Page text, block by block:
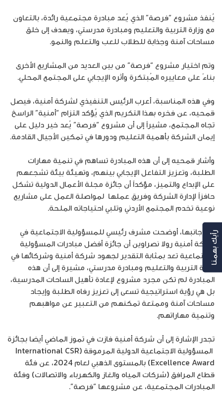
يُنفذ مشروع “فرصة” الذي يُعد مبادرة مجتمعية رائدة، بالتعاون
مع وزارة التربية والتعليم ومبادرة مدرستي، ويهدف إلى خلق
مساحات آمنة وجذابة للطلاب للعب والتعلم والنمو.
وتم اختيار مشروع “فرصة” من بين العديد من المشاريع الأخرى
بناءً على معاييره المُبتكرة وأثره الإيجابي على المجتمع المحلي.
وفي هذه المناسبة، أعرب الرئيس التنفيذي لشركة أمنية، فيصل
قمحيه، عن فخره بهذا التكريم الذي يُؤكد التزام “أمنية” الراسخ
تجاه المجتمع، مشيراً إلى أن مشروع “فرصة” يُعد خير دليل على
إيمان الشركة بأهمية التعليم ودورها في تمكين الأجيال القادمة.
وأشار قمحيه إلى أن هذه المبادرة تساهم في تنمية مهارات
الطلبة، وتعزيز التفاعل الإيجابي بينهم، وتهيئة بيئة تشجعهم
على الإبداع والتميز، مؤكداً أن جائزة مجلة الأعمال الدولية تشكل
حافزاً لإدارة الشركة وفريق عملها لمواصلة العمل على مشاريع
نوعية تخدم المجتمع الأردني وتلبي احتياجاته الملحة.
من جانبها، أوضحت مشرف رئيسي للمسؤولية الاجتماعية في
شركة أمنية رولا نصراوين أن جائزة أفضل مبادرات المسؤولية
الاجتماعية تعد بمثابة التقدير لجهود شركة أمنية وشركائها في
وزارة التربية والتعليم ومبادرة مدرستي، مشيرة إلى أن هذه
المبادرة لم تكن مجرد مشروع لإعادة تأهيل الساحات المدرسية،
بل هي رؤية استراتيجية تسعى إلى تعزيز رفاه الطلبة وإيجاد
مساحات آمنة وممتعة تمكنهم من التعبير عن مواهبهم
وتنمية مهاراتهم.
تجدر الإشارة إلى أن شركة أمنية فازت في تموز الماضي أيضا بجائزة
المسؤولية الاجتماعية الدولية المرموقة (International CSR
Excellence Award) بالمستوى الذهبي لعام 2024، عن فئة
قطاع المرافق (شركات المياه والغاز والكهرباء والاتصالات) وفئة
المبادرات المجتمعية، عن مشروعها “فرصة”.
رأيك بهمنا